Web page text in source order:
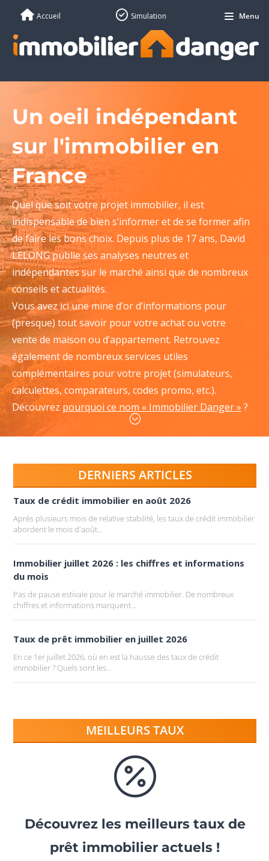
Un oeil indépendant
sur l'immobilier en
France
Quel que soit votre projet immobilier, il est
indispensable de bien s’informer et de se former afin
de faire les bons choix. Depuis plus de 17 ans, David
LELONG publie ses analyses neutres et
indépendantes sur le marché ainsi que de nombreux
conseils et actualités.
Vous avez ici une mine d’or d’informations pour
(presque) tout savoir pour votre achat ou votre
vente de maison ou d’appartement. Retrouvez
également de nombreux services utiles
complémentaires pour votre projet (simulateurs,
calculettes, comparateurs, codes promo, etc.).
Découvrez pourquoi ce nom « Immobilier Danger » ?
;
DERNIERS ARTICLES
Taux de crédit immobilier en août 2026
Après plusieurs mois de relative stabilité, les taux de crédit immobilier
abordent le mois d'août...
Immobilier juillet 2026 : les chiffres et informations
du mois
Pas de pause estivale pour le marché immobilier. De nombreux
chiffres et informations marquent...
Taux de prêt immobilier en juillet 2026
En ce 1er juillet 2026, où en est la hausse des taux de crédit
immobilier ? Quels sont les...
MEILLEURS TAUX

Découvrez les meilleurs taux de
prêt immobilier actuels !
Accueil Simulation Menu